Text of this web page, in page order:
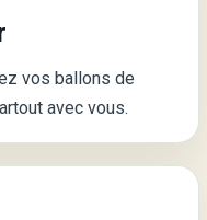
vos ballons de
avec vous.